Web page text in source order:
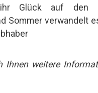
Glück auf den
Sommer verwandelt
Ihnen weitere